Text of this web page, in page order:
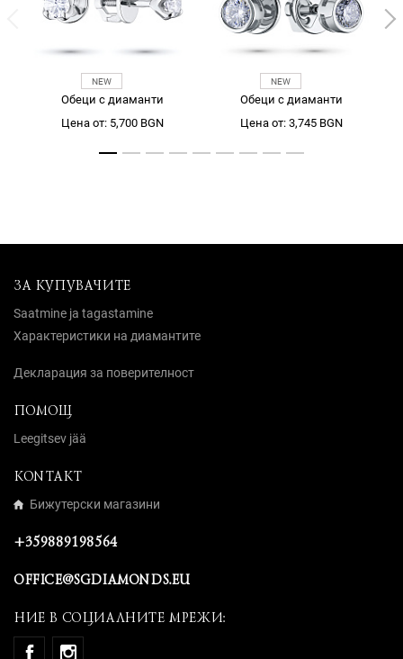
Обеци с диаманти
Цена от: 5,700 BGN
Обеци с диаманти
Цена от: 3,745 BGN
ЗА КУПУВАЧИТЕ
Saatmine ja tagastamine
Характеристики на диамантите
Декларация за поверителност
ПОМОЩ
Leegitsev jää
KONTAKT
Бижутерски магазини
+359889198564
OFFICE@SGDIAMONDS.EU
НИЕ В СОЦИАЛНИТЕ МРЕЖИ: